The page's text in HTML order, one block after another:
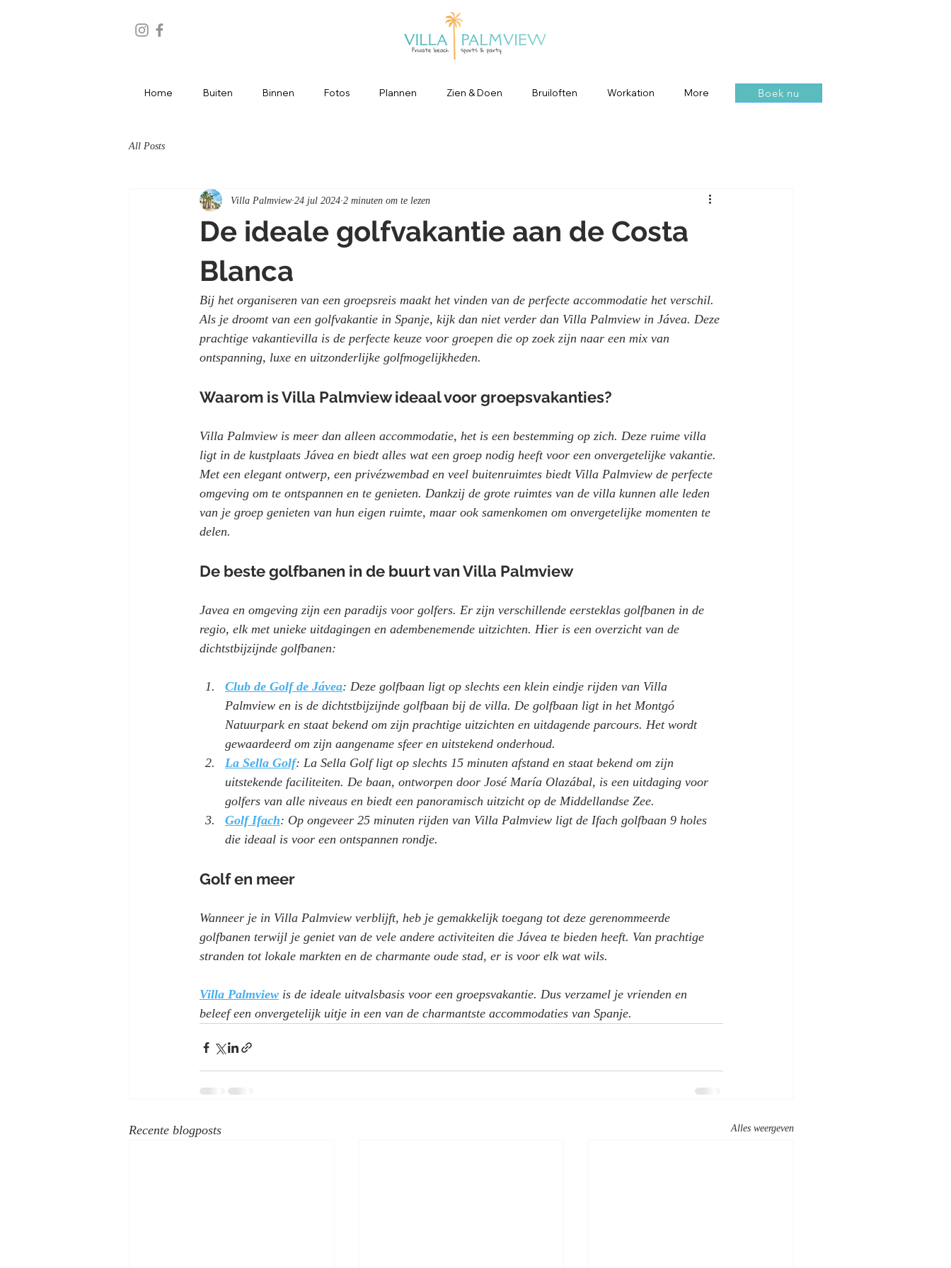
Home Buiten Binnen Fotos Plannen Zien & Doen Bruiloften Workation More Boek nu
All Posts
De ideale golfvakantie aan de Costa
Blanca
Villa Palmview 24 jul 2024 2 minuten om te lezen
Bij het organiseren van een groepsreis maakt het vinden van de perfecte accommodatie het verschil.
Als je droomt van een golfvakantie in Spanje, kijk dan niet verder dan Villa Palmview in Jávea. Deze
prachtige vakantievilla is de perfecte keuze voor groepen die op zoek zijn naar een mix van
ontspanning, luxe en uitzonderlijke golfmogelijkheden.
Waarom is Villa Palmview ideaal voor groepsvakanties?
Villa Palmview is meer dan alleen accommodatie, het is een bestemming op zich. Deze ruime villa
ligt in de kustplaats Jávea en biedt alles wat een groep nodig heeft voor een onvergetelijke vakantie.
Met een elegant ontwerp, een privézwembad en veel buitenruimtes biedt Villa Palmview de perfecte
omgeving om te ontspannen en te genieten. Dankzij de grote ruimtes van de villa kunnen alle leden
van je groep genieten van hun eigen ruimte, maar ook samenkomen om onvergetelijke momenten te
delen.
De beste golfbanen in de buurt van Villa Palmview
Javea en omgeving zijn een paradijs voor golfers. Er zijn verschillende eersteklas golfbanen in de
regio, elk met unieke uitdagingen en adembenemende uitzichten. Hier is een overzicht van de
dichtstbijzijnde golfbanen:
Club de Golf de Jávea: Deze golfbaan ligt op slechts een klein eindje rijden van Villa
Palmview en is de dichtstbijzijnde golfbaan bij de villa. De golfbaan ligt in het Montgó
Natuurpark en staat bekend om zijn prachtige uitzichten en uitdagende parcours. Het wordt
gewaardeerd om zijn aangename sfeer en uitstekend onderhoud.
La Sella Golf: La Sella Golf ligt op slechts 15 minuten afstand en staat bekend om zijn
uitstekende faciliteiten. De baan, ontworpen door José María Olazábal, is een uitdaging voor
golfers van alle niveaus en biedt een panoramisch uitzicht op de Middellandse Zee.
Golf Ifach: Op ongeveer 25 minuten rijden van Villa Palmview ligt de Ifach golfbaan 9 holes
die ideaal is voor een ontspannen rondje.
Golf en meer
Wanneer je in Villa Palmview verblijft, heb je gemakkelijk toegang tot deze gerenommeerde
golfbanen terwijl je geniet van de vele andere activiteiten die Jávea te bieden heeft. Van prachtige
stranden tot lokale markten en de charmante oude stad, er is voor elk wat wils.
Villa Palmview is de ideale uitvalsbasis voor een groepsvakantie. Dus verzamel je vrienden en
beleef een onvergetelijk uitje in een van de charmantste accommodaties van Spanje.
Recente blogposts Alles weergeven